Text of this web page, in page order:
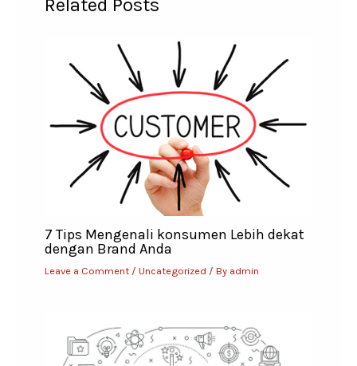
Related Posts
7 Tips Mengenali konsumen Lebih dekat
dengan Brand Anda
Leave a Comment / Uncategorized / By admin